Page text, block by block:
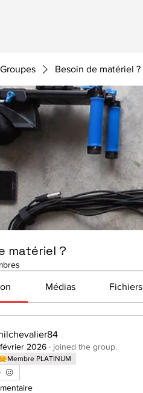
Groupes Besoin de matériel ?
matériel ?
Médias Fichiers
2026 · joined the group.
Membre PLATINUM